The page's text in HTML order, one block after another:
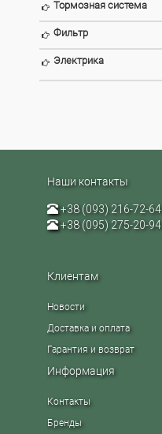
Тормозная система
Фильтр
Электрика
Наши контакты
+38 (093) 216-72-64
+38 (095) 275-20-94
Клиентам
Новости
Доставка и оплата
Гарантия и возврат
Информация
Контакты
Бренды